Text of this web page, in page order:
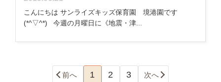
こんにちは サンライズキッズ保育園 境港園です
(*^▽^*) 今週の月曜日に《地震・津...
前へ 1 2 3 次へ